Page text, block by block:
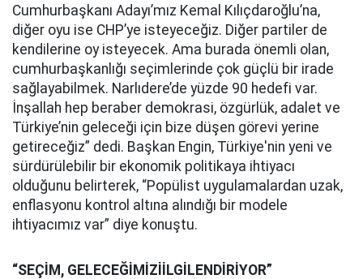
Cumhurbaşkanı Adayı’mız Kemal Kılıçdaroğlu’na,
diğer oyu ise CHP’ye isteyeceğiz. Diğer partiler de
kendilerine oy isteyecek. Ama burada önemli olan,
cumhurbaşkanlığı seçimlerinde çok güçlü bir irade
sağlayabilmek. Narlıdere’de yüzde 90 hedefi var.
İnşallah hep beraber demokrasi, özgürlük, adalet ve
Türkiye’nin geleceği için bize düşen görevi yerine
getireceğiz” dedi. Başkan Engin, Türkiye'nin yeni ve
sürdürülebilir bir ekonomik politikaya ihtiyacı
olduğunu belirterek, “Popülist uygulamalardan uzak,
enflasyonu kontrol altına alındığı bir modele
ihtiyacımız var” diye konuştu.
“SEÇİM, GELECEĞİMİZİİLGİLENDİRİYOR”